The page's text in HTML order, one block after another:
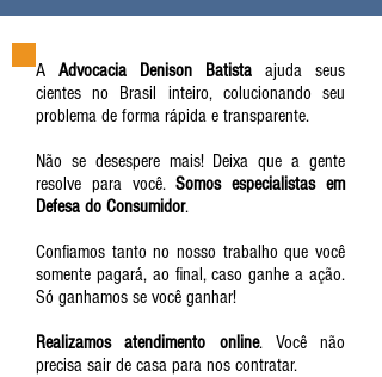
A Advocacia Denison Batista ajuda seus
cientes no Brasil inteiro, colucionando seu
problema de forma rápida e transparente.
Não se desespere mais! Deixa que a gente
resolve para você.Somos especialistas em
Defesa do Consumidor.
Confiamos tanto no nosso trabalho que você
somente pagará, ao final, caso ganhe a ação.
Só ganhamos se você ganhar!
Realizamos atendimento online. Você não
precisa sair de casa para nos contratar.